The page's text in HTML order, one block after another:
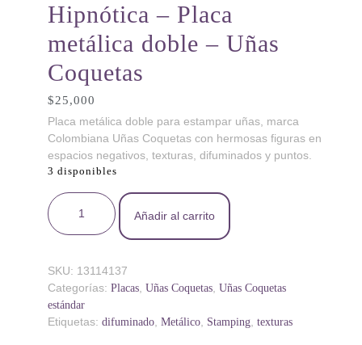
Hipnótica – Placa
metálica doble – Uñas
Coquetas
$25,000
Placa metálica doble para estampar uñas, marca
Colombiana Uñas Coquetas con hermosas figuras en
espacios negativos, texturas, difuminados y puntos.
3 disponibles
UC-012 Belleza Hipnótica - Placa metálica doble -
Uñas Coquetas cantidadAñadir al carrito
SKU: 13114137
Categorías: Placas, Uñas Coquetas, Uñas Coquetas
estándar
Etiquetas: difuminado, Metálico, Stamping, texturas